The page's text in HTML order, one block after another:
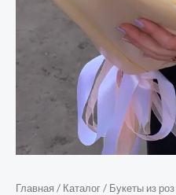
Главная / Каталог/ Букеты из роз